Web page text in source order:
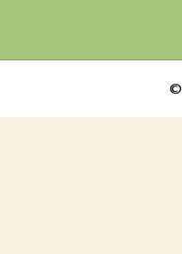
©